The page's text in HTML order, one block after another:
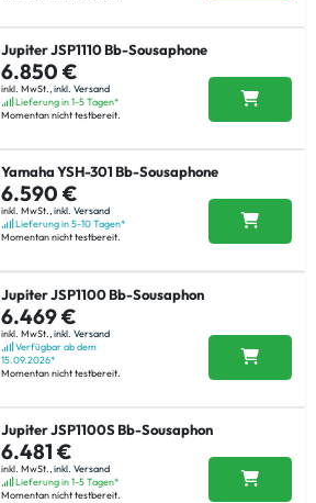
Jupiter JSP1110 Bb-Sousaphone
6.850 €
inkl. MwSt., inkl. Versand
Lieferung in 1-5 Tagen*
Momentan nicht testbereit.
Yamaha YSH-301 Bb-Sousaphone
6.590 €
inkl. MwSt.,inkl. Versand
Lieferung in 5-10 Tagen*
Momentan nicht testbereit.
Jupiter JSP1100 Bb-Sousaphon
6.469 €
inkl. MwSt., inkl. Versand
Verfügbar ab dem
15.09.2026*
Momentan nicht testbereit.
Jupiter JSP1100S Bb-Sousaphon
6.481 €
inkl. MwSt., inkl. Versand
Lieferung in 1-5 Tagen*
Momentan nicht testbereit.